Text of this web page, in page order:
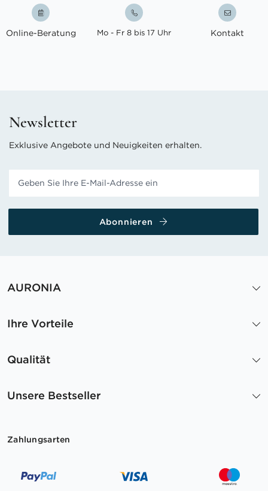
Online-Beratung Mo - Fr 8 bis 17 Uhr Kontakt
Newsletter
Exklusive Angebote und Neuigkeiten erhalten.
Abonnieren
AURONIA
Ihre Vorteile
Qualität
Unsere Bestseller
Zahlungsarten